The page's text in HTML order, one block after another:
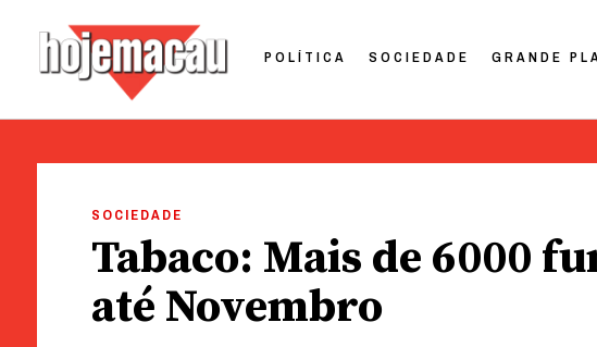
POLÍTICA SOCIEDADE GRANDE
SOCIEDADE
Tabaco: Mais de 6000
até Novembro